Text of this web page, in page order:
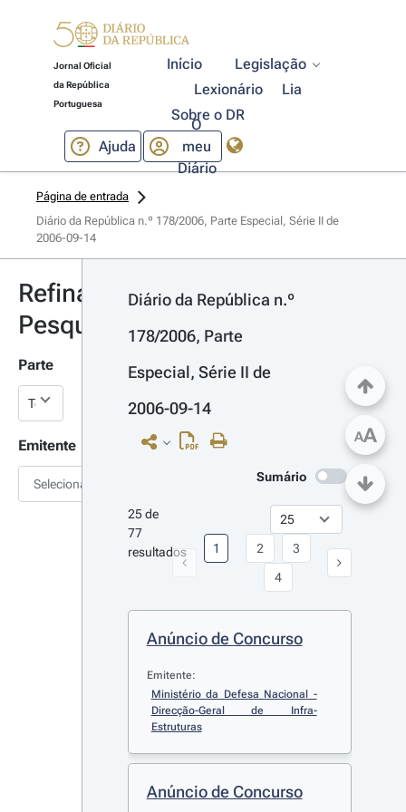
Jornal Oficial
da República
Portuguesa
Início
Legislação
Lexionário
Lia
Sobre o DR
Ajuda
O
meu
Diário
Página de entrada
Diário da República n.º 178/2006, Parte Especial, Série II de
2006-09-14
Refinar
Pesquisa
Parte
Emitente
Selecionar
Diário da República n.º
178/2006, Parte
Especial, Série II de
2006-09-14
Sumário
25 de
77
resultados
1 2
3
4
Anúncio de Concurso
Emitente:
Ministério da Defesa Nacional -
Direcção-Geral de Infra-
Estruturas
Anúncio de Concurso
AA